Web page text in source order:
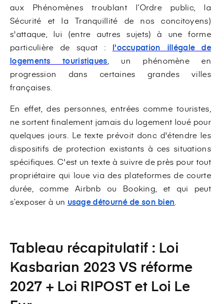
aux Phénomènes troublant l’Ordre public, la
Sécurité et la Tranquillité de nos concitoyens)
s'attaque, lui (entre autres sujets) à une forme
particulière de squat : l'occupation illégale de
logements touristiques , un phénomène en
progression dans certaines grandes villes
françaises.
En effet, des personnes, entrées comme touristes,
ne sortent finalement jamais du logement loué pour
quelques jours. Le texte prévoit donc d'étendre les
dispositifs de protection existants à ces situations
spécifiques. C'est un texte à suivre de près pour tout
propriétaire qui loue via des plateformes de courte
durée, comme Airbnb ou Booking, et qui peut
s’exposer à un usage détourné de son bien
Tableau récapitulatif : Loi
Kasbarian 2023 VS réforme
2027 + Loi RIPOST et Loi Le